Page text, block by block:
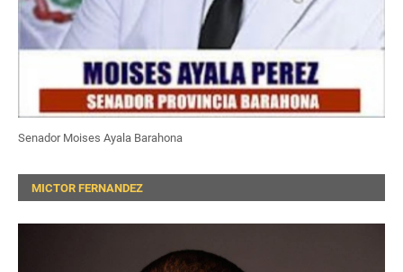
Senador Moises Ayala Barahona
MICTOR FERNANDEZ